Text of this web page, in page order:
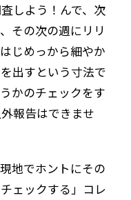
しよう！んで、次
その次の週にリリ
じめっから細やか
出すという寸法で
かのチェックをす
報告はできませ
地でホントにその
ェックする」コレ